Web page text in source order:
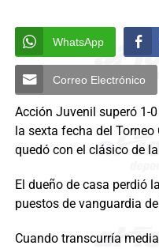
WhatsApp
Correo Electrónico
Acción Juvenil superó 1-
la sexta fecha del
quedó con el clásico de
El dueño de casa perdió
puestos de vanguardia
Cuando transcurría